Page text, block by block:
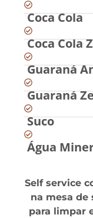
Coca Cola
Coca Cola
Guaraná
Guaraná
Suco
Água
Self service
na mesa de
para limpar